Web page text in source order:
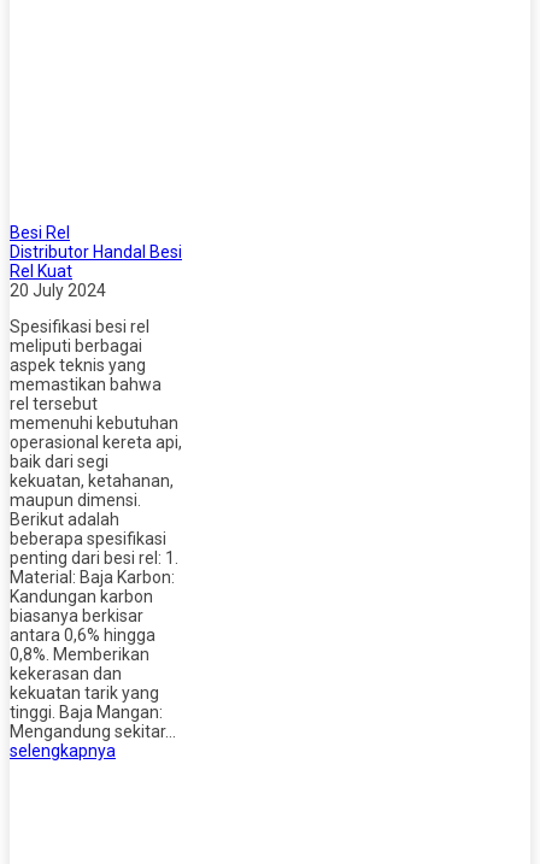
Besi Rel
Distributor Handal Besi
Rel Kuat
20 July 2024
Spesifikasi besi rel
meliputi berbagai
aspek teknis yang
memastikan bahwa
rel tersebut
memenuhi kebutuhan
operasional kereta api,
baik dari segi
kekuatan, ketahanan,
maupun dimensi.
Berikut adalah
beberapa spesifikasi
penting dari besi rel: 1.
Material: Baja Karbon:
Kandungan karbon
biasanya berkisar
antara 0,6% hingga
0,8%. Memberikan
kekerasan dan
kekuatan tarik yang
tinggi. Baja Mangan:
Mengandung sekitar…
selengkapnya